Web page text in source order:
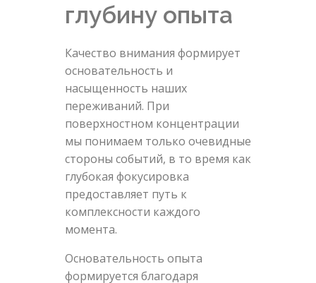
глубину опыта
Качество внимания формирует
основательность и
насыщенность наших
переживаний. При
поверхностном концентрации
мы понимаем только очевидные
стороны событий, в то время как
глубокая фокусировка
предоставляет путь к
комплексности каждого
момента.
Основательность опыта
формируется благодаря